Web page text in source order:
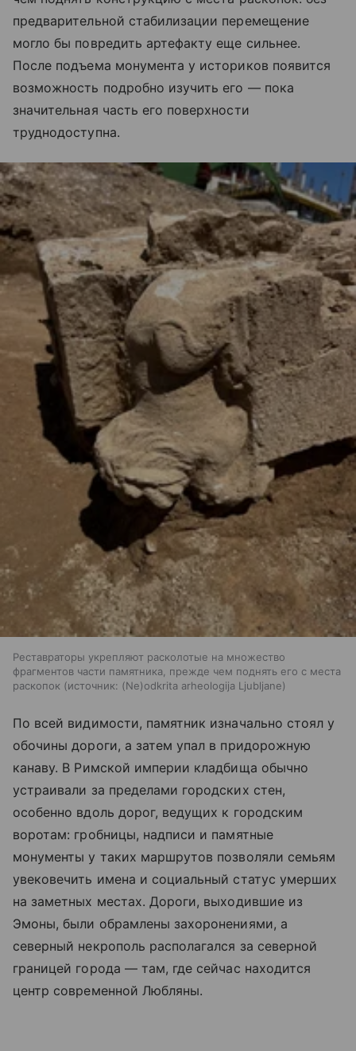
предварительной стабилизации перемещение
могло бы повредить артефакту еще сильнее.
После подъема монумента у историков появится
возможность подробно изучить его — пока
значительная часть его поверхности
труднодоступна.
Реставраторы укрепляют расколотые на множество
фрагментов части памятника, прежде чем поднять его с места
раскопок
источник: (Ne)odkrita arheologija Ljubljane
По всей видимости, памятник изначально стоял у
обочины дороги, а затем упал в придорожную
канаву. В Римской империи кладбища обычно
устраивали за пределами городских стен,
особенно вдоль дорог, ведущих к городским
воротам: гробницы, надписи и памятные
монументы у таких маршрутов позволяли семьям
увековечить имена и социальный статус умерших
на заметных местах. Дороги, выходившие из
Эмоны, были обрамлены захоронениями, а
северный некрополь располагался за северной
границей города — там, где сейчас находится
центр современной Любляны.